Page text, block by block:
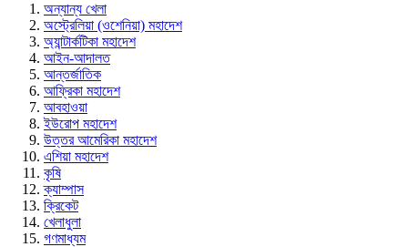
অন্যান্য খেলা
অস্ট্রেলিয়া (ওশেনিয়া) মহাদেশ
অ্যান্টার্কটিকা মহাদেশ
আইন-আদালত
আন্তর্জাতিক
আফ্রিকা মহাদেশ
আবহাওয়া
ইউরোপ মহাদেশ
উত্তর আমেরিকা মহাদেশ
এশিয়া মহাদেশ
কৃষি
ক্যাম্পাস
ক্রিকেট
খেলাধুলা
গণমাধ্যম